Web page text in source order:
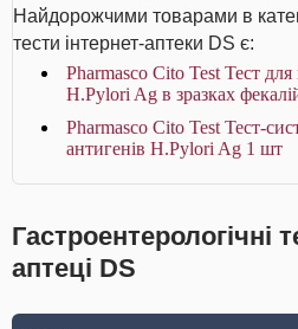
Найдорожчими товарами в
тести інтернет-аптеки DS є:
Pharmasco Cito Test Тест
Н.Pylori Ag в зразках
Pharmasco Cito Test Тест-
антигенів Н.Pylori Ag 1 шт
Гастроентерологічні
аптеці DS